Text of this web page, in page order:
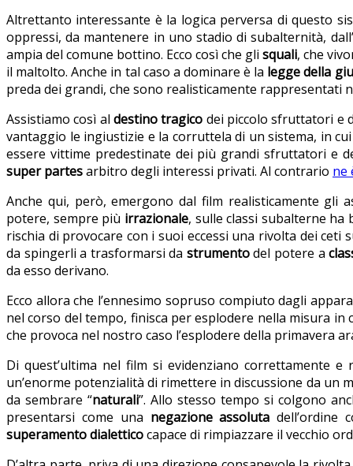
Altrettanto interessante è la logica perversa di questo
oppressi, da mantenere in uno stadio di subalternità,
ampia del comune bottino. Ecco così che gli squali, che
il maltolto. Anche in tal caso a dominare è la legge della
preda dei grandi, che sono realisticamente rappresentati
Assistiamo così al destino tragico dei piccolo sfruttatori e
vantaggio le ingiustizie e la corruttela di un sistema, in
essere vittime predestinate dei più grandi sfruttatori e
super partesarbitro degli interessi privati. Al contrario ne
Anche qui, però, emergono dal film realisticamente gli
potere, sempre più irrazionale, sulle classi subalterne
rischia di provocare con i suoi eccessi una rivolta dei
da spingerli a trasformarsi da strumentodel potere a
da esso derivano.
Ecco allora che l’ennesimo sopruso compiuto dagli
nel corso del tempo, finisca per esplodere nella misura
che provoca nel nostro caso l’esplodere della primavera
Di quest’ultima nel film si evidenziano correttamente e
un’enorme potenzialità di rimettere in discussione da
da sembrare “naturali”. Allo stesso tempo si colgono
presentarsi come una negazione assoluta dell’ordine
superamento dialetticocapace di rimpiazzare il vecchio